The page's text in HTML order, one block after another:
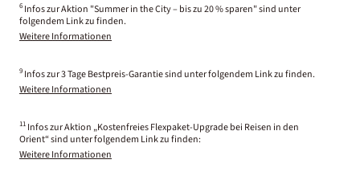
6 Infos zur Aktion "Summer in the City – bis zu 20 % sparen" sind unter
folgendem Link zu finden.
Weitere Informationen
9 Infos zur 3 Tage Bestpreis-Garantie sind unter folgendem Link zu finden.
Weitere Informationen
11 Infos zur Aktion „Kostenfreies Flexpaket-Upgrade bei Reisen in den
Orient“ sind unter folgendem Link zu finden:
Weitere Informationen